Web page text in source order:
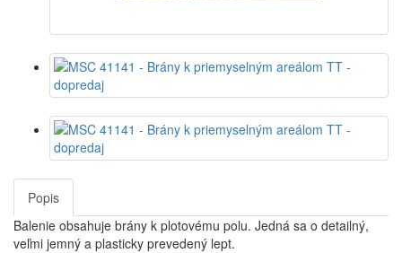
Popis
Balenie obsahuje brány k plotovému polu. Jedná sa o detailný,
veľmi jemný a plasticky prevedený lept.